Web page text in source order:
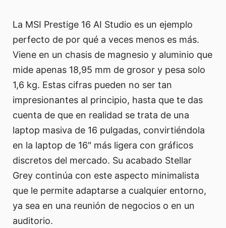
La MSI Prestige 16 AI Studio es un ejemplo
perfecto de por qué a veces menos es más.
Viene en un chasis de magnesio y aluminio que
mide apenas 18,95 mm de grosor y pesa solo
1,6 kg. Estas cifras pueden no ser tan
impresionantes al principio, hasta que te das
cuenta de que en realidad se trata de una
laptop masiva de 16 pulgadas, convirtiéndola
en la laptop de 16" más ligera con gráficos
discretos del mercado. Su acabado Stellar
Grey continúa con este aspecto minimalista
que le permite adaptarse a cualquier entorno,
ya sea en una reunión de negocios o en un
auditorio.